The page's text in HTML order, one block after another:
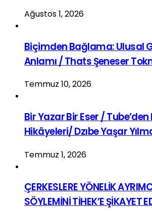
Ağustos 1, 2026
Biçimden Bağlama: Ulusal
Anlamı / Thats Şeneser
Temmuz 10, 2026
Bir Yazar Bir Eser / Tube’den
Hikâyeleri/ Dzıbe Yaşar
Temmuz 1, 2026
ÇERKESLERE YÖNELİK
SÖYLEMİNİ TİHEK’E ŞİKAYET